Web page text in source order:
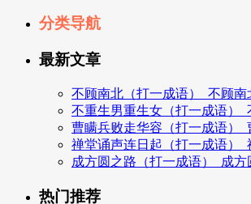
分类导航
最新文章
不顾南北（打一成语）_不顾
不重生男重生女（打一成语）
曹瞒兵败走华容（打一成语）
禅堂诵声连日起（打一成语）
成方圆之路（打一成语）_成
热门推荐